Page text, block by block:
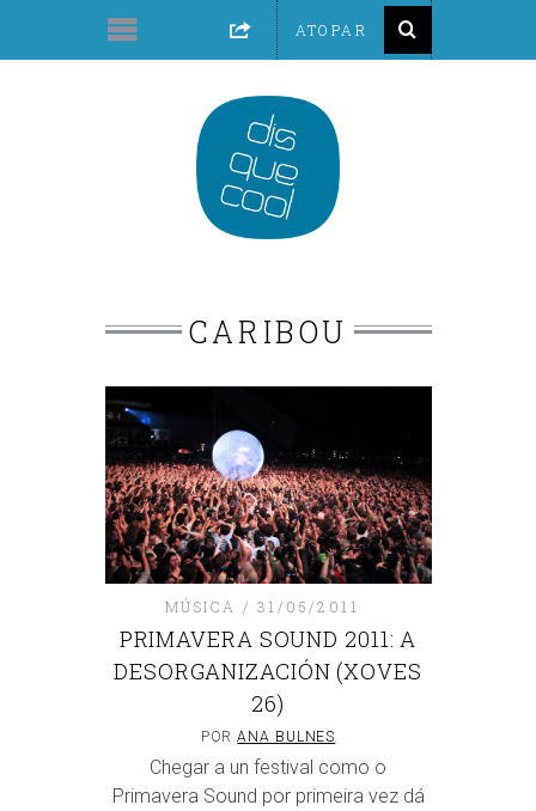
CARIBOU
MÚSICA 31/05/2011
PRIMAVERA SOUND 2011: A
DESORGANIZACIÓN (XOVES
26)
PORANA BULNES
Chegar a un festival como o
Primavera Sound por primeira vez dá